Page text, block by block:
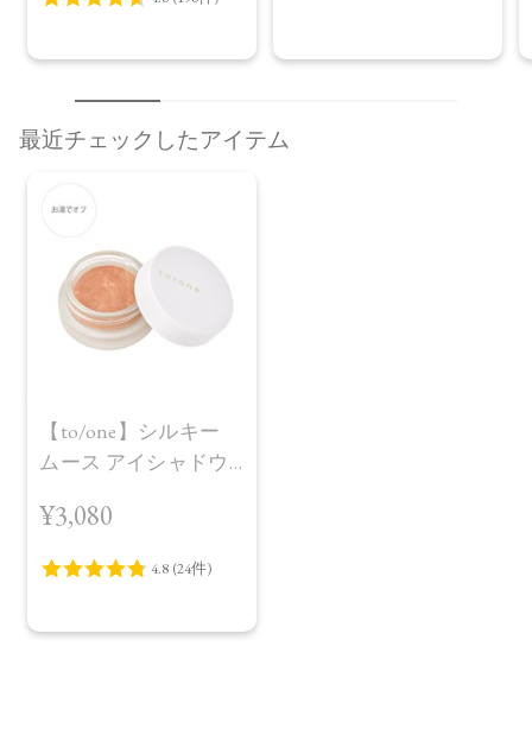
最近チェックしたアイテム
【to/one】シルキー
ムース アイシャドウ
¥3,080